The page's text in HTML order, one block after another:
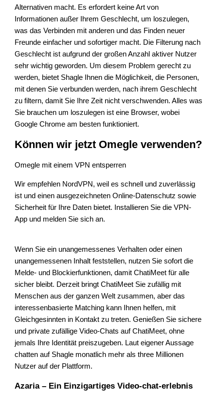
Alternativen macht. Es erfordert keine Art von
Informationen außer Ihrem Geschlecht, um loszulegen,
was das Verbinden mit anderen und das Finden neuer
Freunde einfacher und sofortiger macht. Die Filterung nach
Geschlecht ist aufgrund der großen Anzahl aktiver Nutzer
sehr wichtig geworden. Um diesem Problem gerecht zu
werden, bietet Shagle Ihnen die Möglichkeit, die Personen,
mit denen Sie verbunden werden, nach ihrem Geschlecht
zu filtern, damit Sie Ihre Zeit nicht verschwenden. Alles was
Sie brauchen um loszulegen ist eine Browser, wobei
Google Chrome am besten funktioniert.
Können wir jetzt Omegle verwenden?
Omegle mit einem VPN entsperren
Wir empfehlen NordVPN, weil es schnell und zuverlässig
ist und einen ausgezeichneten Online-Datenschutz sowie
Sicherheit für Ihre Daten bietet. Installieren Sie die VPN-
App und melden Sie sich an.
Wenn Sie ein unangemessenes Verhalten oder einen
unangemessenen Inhalt feststellen, nutzen Sie sofort die
Melde- und Blockierfunktionen, damit ChatiMeet für alle
sicher bleibt. Derzeit bringt ChatiMeet Sie zufällig mit
Menschen aus der ganzen Welt zusammen, aber das
interessenbasierte Matching kann Ihnen helfen, mit
Gleichgesinnten in Kontakt zu treten. Genießen Sie sichere
und private zufällige Video-Chats auf ChatiMeet, ohne
jemals Ihre Identität preiszugeben. Laut eigener Aussage
chatten auf Shagle monatlich mehr als three Millionen
Nutzer auf der Plattform.
Azaria – Ein Einzigartiges Video-chat-erlebnis